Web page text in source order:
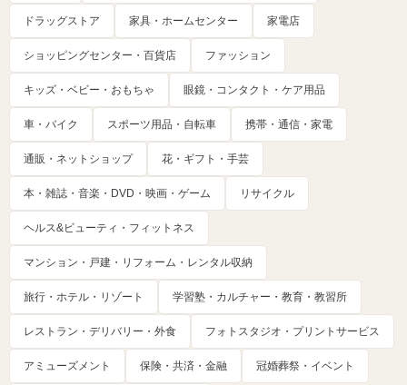
ドラッグストア 家具・ホームセンター 家電店
ショッピングセンター・百貨店 ファッション
キッズ・ベビー・おもちゃ 眼鏡・コンタクト・ケア用品
車・バイク スポーツ用品・自転車 携帯・通信・家電
通販・ネットショップ 花・ギフト・手芸
本・雑誌・音楽・DVD・映画・ゲーム リサイクル
ヘルス&ビューティ・フィットネス
マンション・戸建・リフォーム・レンタル収納
旅行・ホテル・リゾート 学習塾・カルチャー・教育・教習所
レストラン・デリバリー・外食 フォトスタジオ・プリントサービス
アミューズメント 保険・共済・金融 冠婚葬祭・イベント